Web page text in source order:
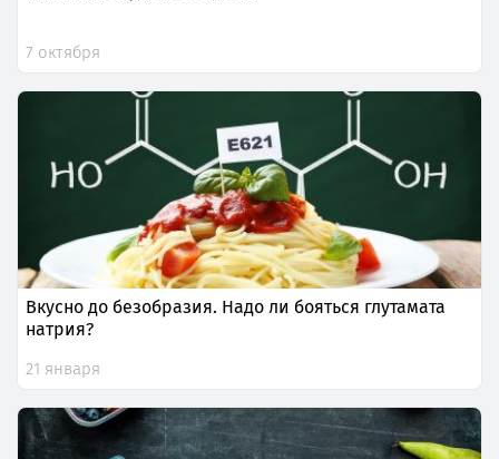
7 октября
Вкусно до безобразия. Надо ли бояться глутамата
натрия?
21 января